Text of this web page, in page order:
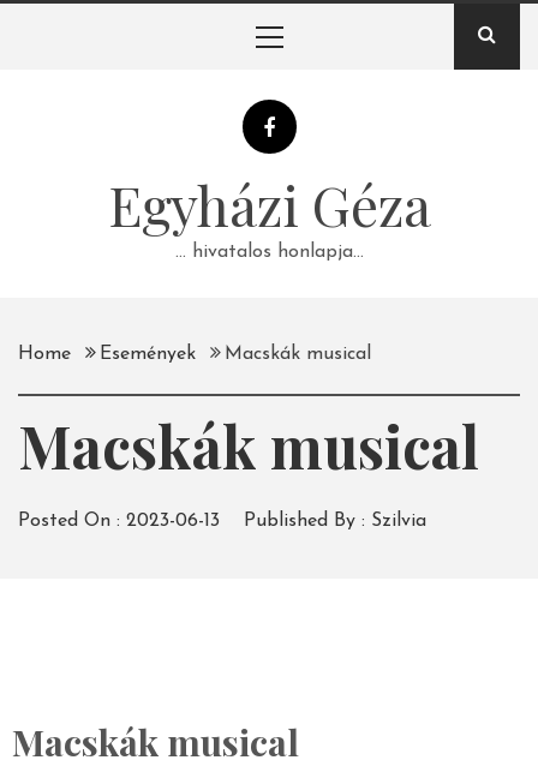
Egyházi Géza
… hivatalos honlapja…
Home Események Macskák musical
Macskák musical
Posted On : 2023-06-13 Published By : Szilvia
Macskák musical